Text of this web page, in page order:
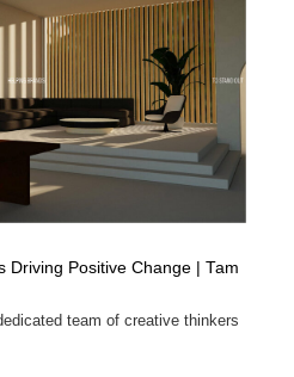
Driving Positive Change | Tam
team of creative thinkers